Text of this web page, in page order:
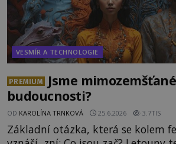
VESMÍR A TECHNOLOGIE
PREMIUM
Jsme
budoucnosti?
OD KAROLÍNA TRNKOVÁ 25.6.2026 3.7TIS
Základní otázka, která se kolem